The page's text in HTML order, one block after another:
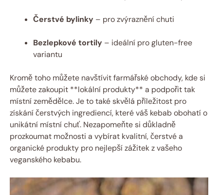
Čerstvé bylinky – pro zvýraznění chuti
Bezlepkové tortily – ideální pro gluten-free
variantu
Kromě toho můžete navštívit farmářské obchody, kde si
můžete zakoupit **lokální produkty** a podpořit tak
místní zemědělce. Je to také skvělá příležitost pro
získání čerstvých ingrediencí, které váš kebab obohatí o
unikátní místní chuť. Nezapomeňte si důkladně
prozkoumat možnosti a vybírat kvalitní, čerstvé a
organické produkty pro nejlepší zážitek z vašeho
veganského kebabu.